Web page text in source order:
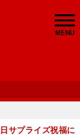
MENU
サプライズ祝福に